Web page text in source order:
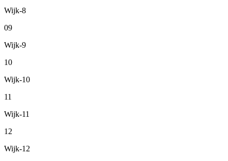
Wijk-8
09
Wijk-9
10
Wijk-10
11
Wijk-11
12
Wijk-12